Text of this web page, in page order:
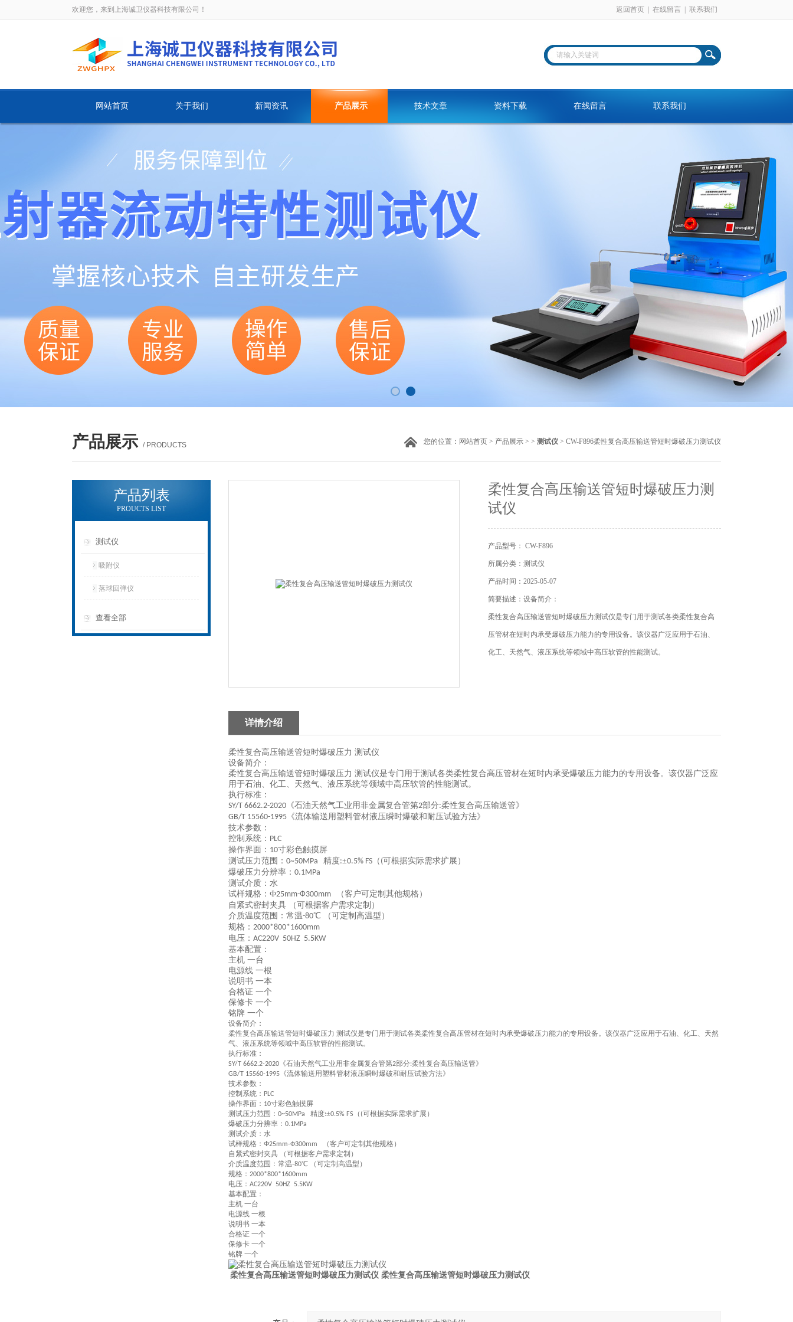
欢迎您，来到上海诚卫仪器科技有限公司！ 返回首页 在线留言 联系我们
网站首页 关于我们 新闻资讯 产品展示 技术文章 资料下载 在线留言 联系我们
产品展示 / PRODUCTS 您的位置： 网站首页 > 产品展示 > > 测试仪 > CW-F896柔性复合高压输送管短时爆破压力测试仪
产品列表
PROUCTS LIST
测试仪
吸附仪
落球回弹仪
查看全部
柔性复合高压输送管短时爆破压力测
试仪
产品型号： CW-F896
所属分类：测试仪
产品时间：2025-05-07
简要描述：设备简介：
柔性复合高压输送管短时爆破压力测试仪是专门用于测试各类柔性复合高
压管材在短时内承受爆破压力能力的专用设备。该仪器广泛应用于石油、
化工、天然气、液压系统等领域中高压软管的性能测试。
详情介绍
柔性复合高压输送管短时爆破压力 测试仪
设备简介：
柔性复合高压输送管短时爆破压力 测试仪是专门用于测试各类柔性复合高压管材在短时内承受爆破压力能力的专用设备。该仪器广泛应
用于石油、化工、天然气、液压系统等领域中高压软管的性能测试。
执行标准：
SY/T 6662.2-2020 《石油天然气工业用非金属复合管第2部分:柔性复合高压输送管》
GB/T 15560-1995 《流体输送用塑料管材液压瞬时爆破和耐压试验方法》
技术参数：
控制系统： PLC
操作界面： 10寸彩色触摸屏
测试压力范围： 0~50MPa 精度:±0.5% FS （ (可根据实际需求扩展）
爆破压力分辨率： 0.1MPa
测试介质：水
试样规格： Ф25mm-Ф300mm
（客户可定制其他规格）
自紧式密封夹具
（可根据客户需求定制）
介质温度范围：常温-80℃ （可定制高温型）
规格： 2000*800*1600mm
电压： AC220V 50HZ 5.5KW
基本配置：
主机 一台
电源线 一根
说明书 一本
合格证 一个
保修卡 一个
铭牌 一个
设备简介：
柔性复合高压输送管短时爆破压力 测试仪是专门用于测试各类柔性复合高压管材在短时内承受爆破压力能力的专用设备。该仪器广泛应用于石油、化工、天然
气、液压系统等领域中高压软管的性能测试。
执行标准：
SY/T 6662.2-2020 《石油天然气工业用非金属复合管第2部分:柔性复合高压输送管》
GB/T 15560-1995 《流体输送用塑料管材液压瞬时爆破和耐压试验方法》
技术参数：
控制系统： PLC
操作界面： 10寸彩色触摸屏
测试压力范围： 0~50MPa 精度:±0.5% FS （ (可根据实际需求扩展）
爆破压力分辨率： 0.1MPa
测试介质：水
试样规格：Ф25mm-Ф300mm
（客户可定制其他规格）
自紧式密封夹具 （可根据客户需求定制）
介质温度范围：常温-80℃ （可定制高温型）
规格： 2000*800*1600mm
电压： AC220V 50HZ 5.5KW
基本配置：
主机 一台
电源线 一根
说明书 一本
合格证 一个
保修卡 一个
铭牌 一个
柔性复合高压输送管短时爆破压力测试仪 柔性复合高压输送管短时爆破压力测试仪